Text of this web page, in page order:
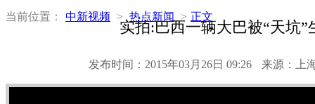
当前位置： 中新视频 > 热点新闻 > 正文
实拍:巴西一辆大巴被“天坑”
发布时间：2015年03月26日 09:26 来源：上